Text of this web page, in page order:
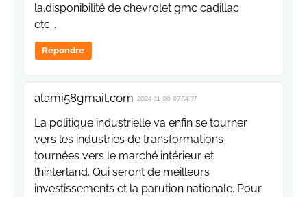
la.disponibilité de chevrolet gmc cadillac
etc...
Répondre
alami58gmail.com 2024-11-06 07:54:37
La politique industrielle va enfin se tourner
vers les industries de transformations
tournées vers le marché intérieur et
l’hinterland. Qui seront de meilleurs
investissements et la parution nationale. Pour